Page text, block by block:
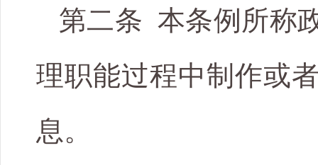
第二条 本条例所称
理职能过程中制作或
息。